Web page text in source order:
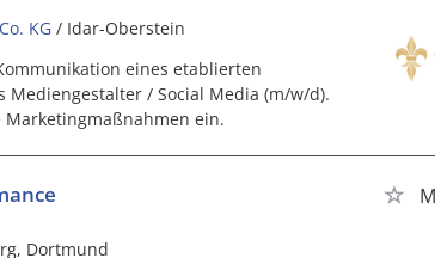
KG / Idar-Oberstein
eines etablierten
/ Social Media (m/w/d).
ein.
Dortmund